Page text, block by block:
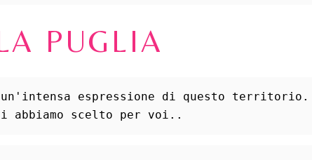
PUGLIA
espressione di questo territorio.
abbiamo scelto per voi..